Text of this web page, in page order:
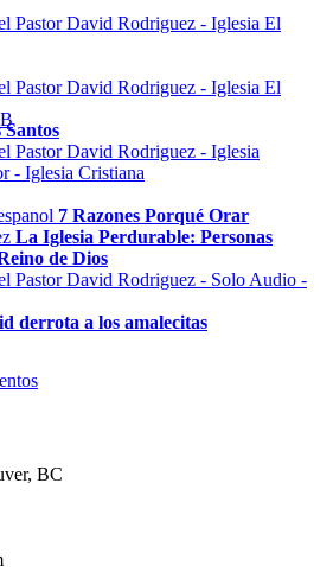
Santos
7 Razones Porqué Orar
La Iglesia Perdurable: Personas
de Dios
derrota a los amalecitas
BC